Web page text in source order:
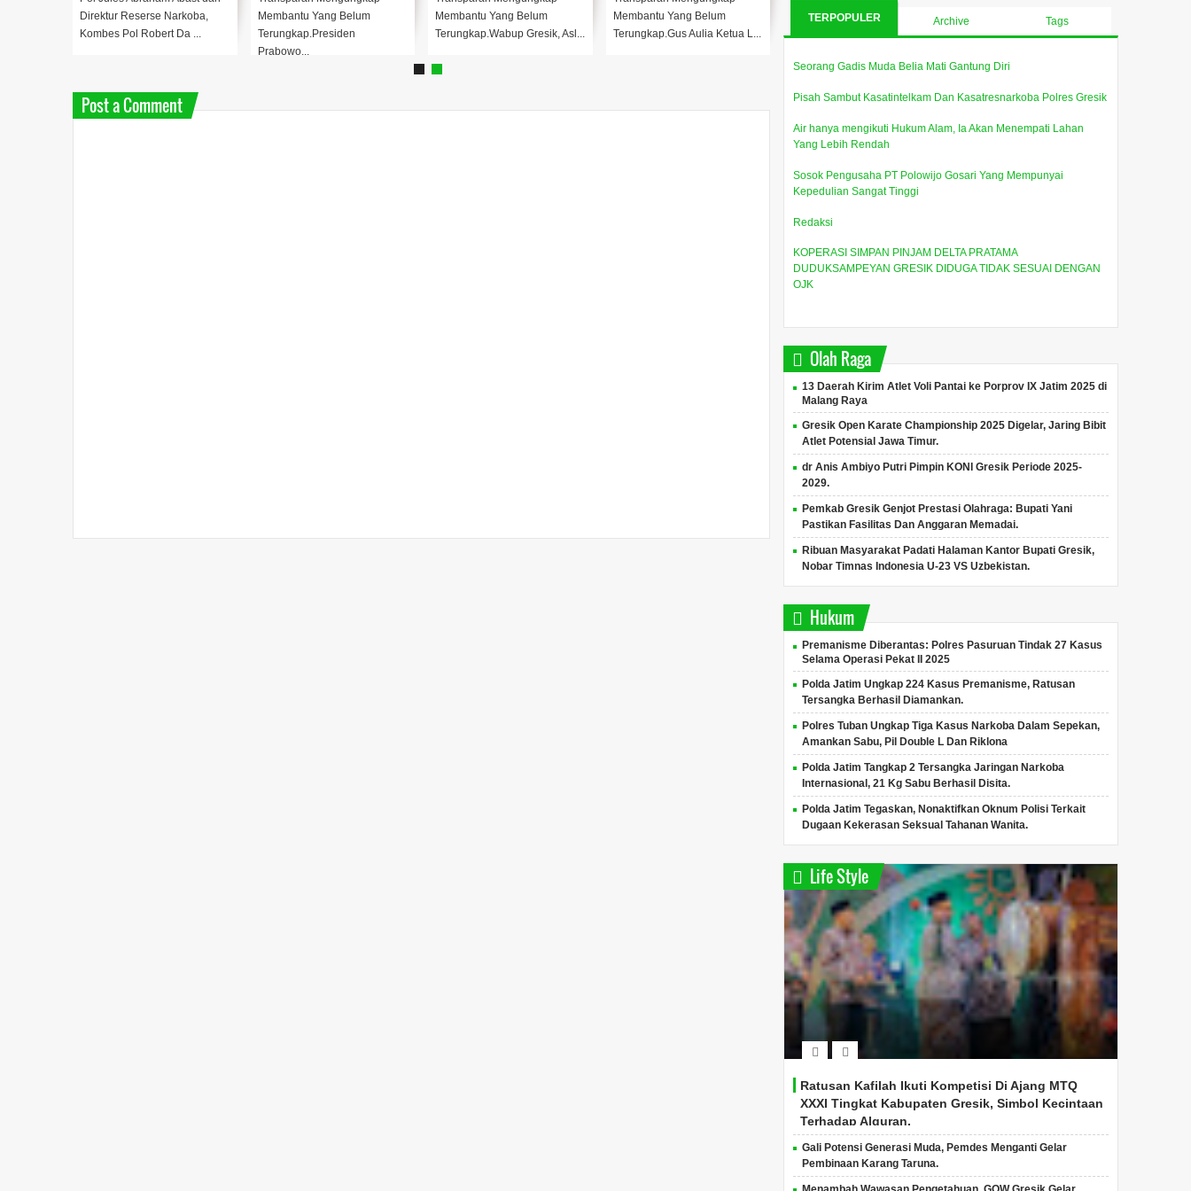
Direktur Reserse Narkoba,
Kombes Pol Robert Da ...
Membantu Yang Belum
Terungkap.Presiden
Prabowo...
Membantu Yang Belum
Terungkap.Wabup Gresik, Asl...
Membantu Yang Belum
Terungkap.Gus Aulia Ketua L...
Post a Comment
TERPOPULER Archive Tags
Seorang Gadis Muda Belia Mati Gantung Diri
Pisah Sambut Kasatintelkam Dan Kasatresnarkoba Polres Gresik
Air hanya mengikuti Hukum Alam, Ia Akan Menempati Lahan
Yang Lebih Rendah
Sosok Pengusaha PT Polowijo Gosari Yang Mempunyai
Kepedulian Sangat Tinggi
Redaksi
KOPERASI SIMPAN PINJAM DELTA PRATAMA
DUDUKSAMPEYAN GRESIK DIDUGA TIDAK SESUAI DENGAN
OJK
Olah Raga
13 Daerah Kirim Atlet Voli Pantai ke Porprov IX Jatim 2025 di
Malang Raya
Gresik Open Karate Championship 2025 Digelar, Jaring Bibit
Atlet Potensial Jawa Timur.
dr Anis Ambiyo Putri Pimpin KONI Gresik Periode 2025-
2029.
Pemkab Gresik Genjot Prestasi Olahraga: Bupati Yani
Pastikan Fasilitas Dan Anggaran Memadai.
Ribuan Masyarakat Padati Halaman Kantor Bupati Gresik,
Nobar Timnas Indonesia U-23 VS Uzbekistan.
Hukum
Premanisme Diberantas: Polres Pasuruan Tindak 27 Kasus
Selama Operasi Pekat II 2025
Polda Jatim Ungkap 224 Kasus Premanisme, Ratusan
Tersangka Berhasil Diamankan.
Polres Tuban Ungkap Tiga Kasus Narkoba Dalam Sepekan,
Amankan Sabu, Pil Double L Dan Riklona
Polda Jatim Tangkap 2 Tersangka Jaringan Narkoba
Internasional, 21 Kg Sabu Berhasil Disita.
Polda Jatim Tegaskan, Nonaktifkan Oknum Polisi Terkait
Dugaan Kekerasan Seksual Tahanan Wanita.
Life Style
Ratusan Kafilah Ikuti Kompetisi Di Ajang MTQ
XXXI Tingkat Kabupaten Gresik, Simbol Kecintaan
Terhadap Alquran.
Gali Potensi Generasi Muda, Pemdes Menganti Gelar
Pembinaan Karang Taruna.